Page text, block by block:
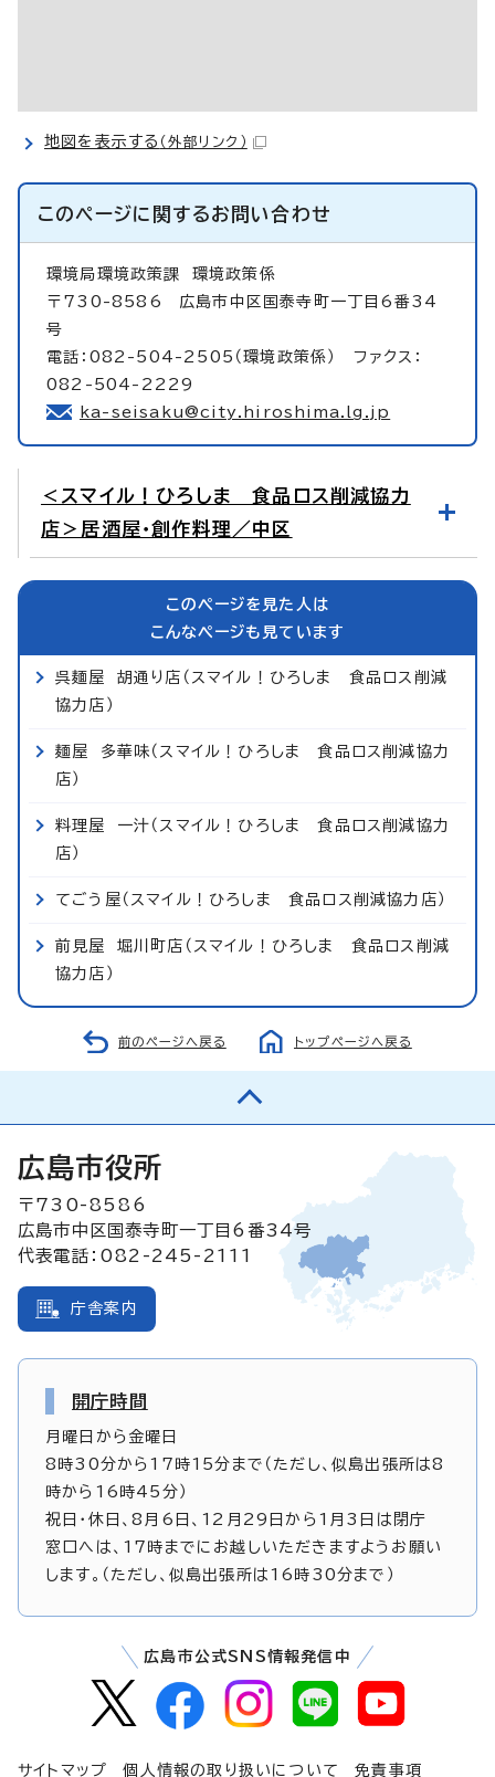
地図を表示する （外部リンク）
このページに関するお問い合わせ
環境局環境政策課 環境政策係
〒730-8586 広島市中区国泰寺町一丁目6番34
号
電話：082-504-2505（環境政策係） ファクス：
082-504-2229
ka-seisaku@city.hiroshima.lg.jp
＜スマイル！ひろしま 食品ロス削減協力
店＞居酒屋・創作料理／中区
このページを見た人は
こんなページも見ています
呉麺屋 胡通り店（スマイル！ひろしま 食品ロス削減
協力店）
麺屋 多華味（スマイル！ひろしま 食品ロス削減協力
店）
料理屋 一汁（スマイル！ひろしま 食品ロス削減協力
店）
てごう屋（スマイル！ひろしま 食品ロス削減協力店）
前見屋 堀川町店（スマイル！ひろしま 食品ロス削減
協力店）
前のページへ戻る トップページへ戻る
広島市役所
〒730-8586
広島市中区国泰寺町一丁目6番34号
代表電話：082-245-2111
庁舎案内
開庁時間
月曜日から金曜日
8時30分から17時15分まで（ただし、似島出張所は8
時から16時45分）
祝日・休日、8月6日、12月29日から1月3日は閉庁
窓口へは、17時までにお越しいただきますようお願い
します。（ただし、似島出張所は16時30分まで）
広島市公式SNS情報発信中
サイトマップ 個人情報の取り扱いについて 免責事項